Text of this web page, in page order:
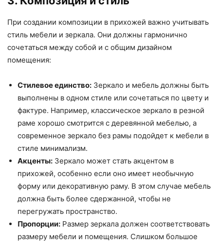
При создании композиции в прихожей важно учитывать
стиль мебели и зеркала. Они должны гармонично
сочетаться между собой и с общим дизайном
помещения:
Стилевое единство: Зеркало и мебель должны быть
выполнены в одном стиле или сочетаться по цвету и
фактуре. Например, классическое зеркало в резной
раме хорошо смотрится с деревянной мебелью, а
современное зеркало без рамы подойдет к мебели в
стиле минимализм.
Акценты: Зеркало может стать акцентом в
прихожей, особенно если оно имеет необычную
форму или декоративную раму. В этом случае мебель
должна быть более сдержанной, чтобы не
перегружать пространство.
Пропорции: Размер зеркала должен соответствовать
размеру мебели и помещения. Слишком большое